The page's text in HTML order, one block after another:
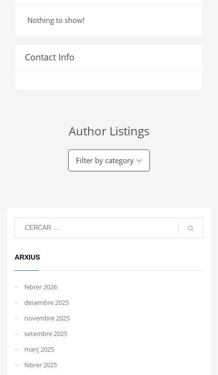
Nothing to show!
Contact Info
Author Listings
Filter by category
ARXIUS
febrer 2026
desembre 2025
novembre 2025
setembre 2025
març 2025
febrer 2025